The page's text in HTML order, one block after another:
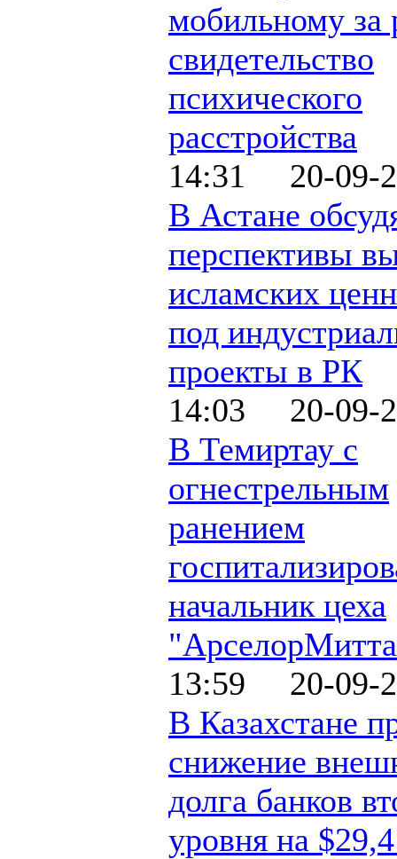
мобильному за
свидетельство
психического
расстройства
14:31 20-09-
В Астане
перспективы
исламских
под
проекты в РК
14:03 20-09-
В Темиртау с
огнестрельным
ранением
начальник цеха
13:59 20-09-
В Казахстане
снижение
долга банков
уровня на